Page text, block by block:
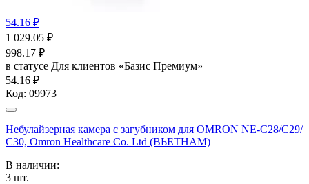
54.16 ₽
1 029.05 ₽
998.17 ₽
в статусе Для клиентов «Базис Премиум»
54.16 ₽
Код: 09973
Небулайзерная камера с загубником для OMRON NE-C28/С29/
С30, Omron Healthcare Co. Ltd (ВЬЕТНАМ)
В наличии:
3 шт.